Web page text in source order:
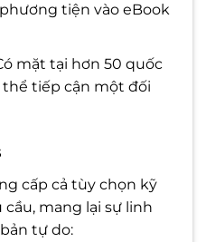
tiện vào eBook
mặt tại hơn 50 quốc
thể tiếp cận một đối
cấp cả tùy chọn kỹ
mang lại sự linh
tự do: